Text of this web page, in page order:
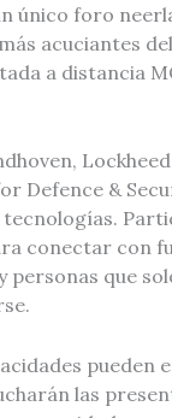
único foro
acuciantes
a distancia
Defence &
conectar con
que
pueden
las